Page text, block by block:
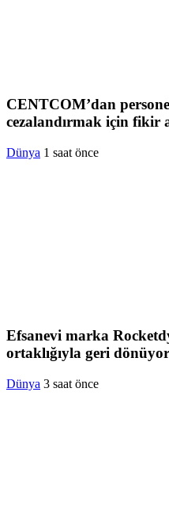
CENTCOM’dan
cezalandırmak için fikir
Dünya 1 saat önce
Efsanevi marka
ortaklığıyla geri
Dünya 3 saat önce